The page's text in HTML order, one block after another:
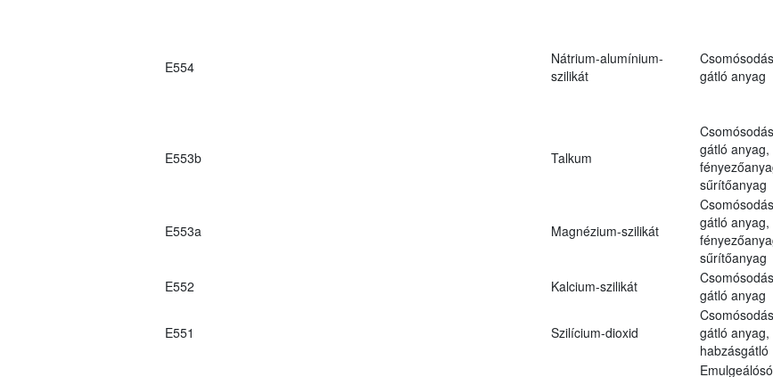
E554
Nátrium-alumínium-
szilikát
gátló anyag
E553b Talkum
gátló anyag,
sűrítőanyag
E553a Magnézium-szilikát
gátló anyag,
sűrítőanyag
E552
Kalcium-szilikát
gátló anyag
E551 Szilícium-dioxid
gátló anyag,
habzásgátló